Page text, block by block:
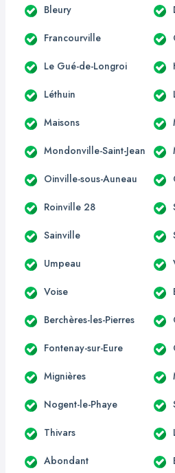
Bleury
Francourville
Le Gué-de-Longroi
Léthuin
Maisons
Mondonville-Saint-Jean
Oinville-sous-Auneau
Roinville 28
Sainville
Umpeau
Voise
Berchères-les-Pierres
Fontenay-sur-Eure
Mignières
Nogent-le-Phaye
Thivars
Abondant